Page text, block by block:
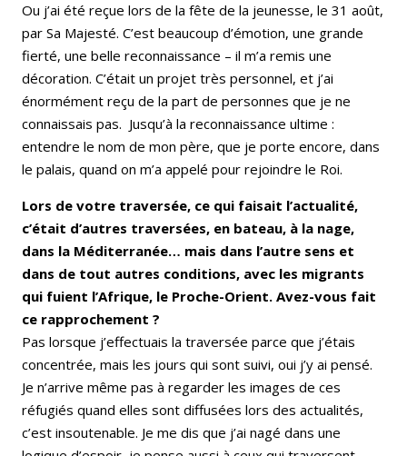
Ou j’ai été reçue lors de la fête de la jeunesse, le 31 août,
par Sa Majesté. C’est beaucoup d’émotion, une grande
fierté, une belle reconnaissance – il m’a remis une
décoration. C’était un projet très personnel, et j’ai
énormément reçu de la part de personnes que je ne
connaissais pas. Jusqu’à la reconnaissance ultime :
entendre le nom de mon père, que je porte encore, dans
le palais, quand on m’a appelé pour rejoindre le Roi.
Lors de votre traversée, ce qui faisait l’actualité,
c’était d’autres traversées, en bateau, à la nage,
dans la Méditerranée… mais dans l’autre sens et
dans de tout autres conditions, avec les migrants
qui fuient l’Afrique, le Proche-Orient. Avez-vous fait
ce rapprochement ?
Pas lorsque j’effectuais la traversée parce que j’étais
concentrée, mais les jours qui sont suivi, oui j’y ai pensé.
Je n’arrive même pas à regarder les images de ces
réfugiés quand elles sont diffusées lors des actualités,
c’est insoutenable. Je me dis que j’ai nagé dans une